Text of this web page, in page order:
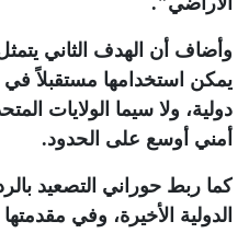
وأضاف أن الهدف الثاني
يمكن استخدامها مستقبلاً
دولية، ولا سيما الولايات
أمني أوسع على الحدود.
كما ربط حوراني التصعيد
الدولية الأخيرة، وفي